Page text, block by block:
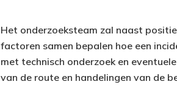
Het onderzoeksteam zal naast
factoren samen bepalen hoe een
met technisch onderzoek en
van de route en handelingen van de